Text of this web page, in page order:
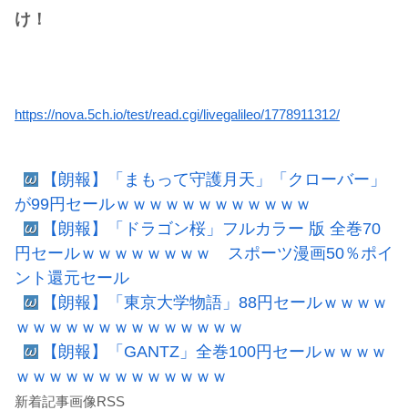
け！
https://nova.5ch.io/test/read.cgi/livegalileo/1778911312/
【朗報】「まもって守護月天」「クローバー」
が99円セールｗｗｗｗｗｗｗｗｗｗｗｗ
【朗報】「ドラゴン桜」フルカラー 版 全巻70
円セールｗｗｗｗｗｗｗｗ スポーツ漫画50％ポイ
ント還元セール
【朗報】「東京大学物語」88円セールｗｗｗｗ
ｗｗｗｗｗｗｗｗｗｗｗｗｗｗ
【朗報】「GANTZ」全巻100円セールｗｗｗｗ
ｗｗｗｗｗｗｗｗｗｗｗｗｗ
新着記事画像RSS